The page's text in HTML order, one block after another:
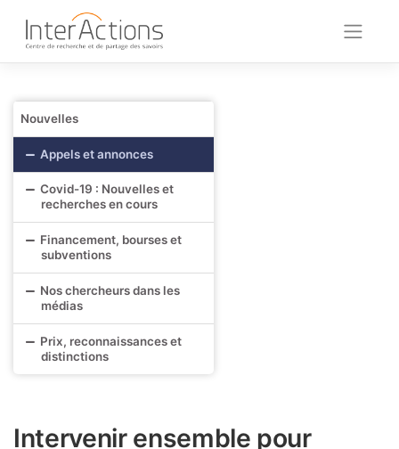
content
Nouvelles
Appels et annonces
Covid-19 : Nouvelles et
recherches en cours
Financement, bourses et
subventions
Nos chercheurs dans les
médias
Prix, reconnaissances et
distinctions
Intervenir ensemble pour